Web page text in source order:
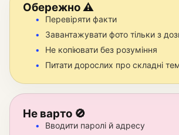
Обережно ⚠️
Перевіряти факти
Завантажувати фото тільки з
Не копіювати без розуміння
Питати дорослих про складні
Не варто 🚫
Вводити паролі й адресу